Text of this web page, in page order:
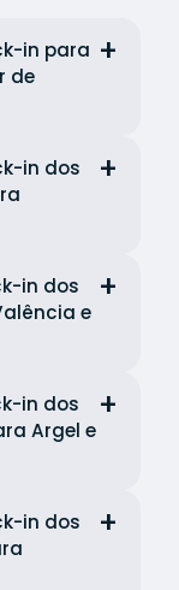
in para
de
in dos
in dos
e
in dos
Argel e
in dos